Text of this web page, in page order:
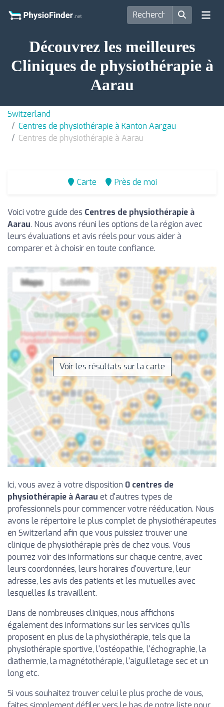
Découvrez les meilleures
Cliniques de physiothérapie à
Aarau
Switzerland
Centres de physiothérapie à Kanton Aargau
Centres de physiothérapie à Aarau
Carte Près de moi
Voici votre guide des Centres de physiothérapie à
Aarau. Nous avons réuni les options de la région avec
leurs évaluations et avis réels pour vous aider à
comparer et à choisir en toute confiance.
Voir les résultats sur la carte
Ici, vous avez à votre disposition 0 centres de
physiothérapie à Aarau et d'autres types de
professionnels pour commencer votre rééducation. Nous
avons le répertoire le plus complet de physiothérapeutes
en Switzerland afin que vous puissiez trouver une
clinique de physiothérapie près de chez vous. Vous
pourrez voir des informations sur chaque centre, avec
leurs coordonnées, leurs horaires d'ouverture, leur
adresse, les avis des patients et les mutuelles avec
lesquelles ils travaillent.
Dans de nombreuses cliniques, nous affichons
également des informations sur les services qu'ils
proposent en plus de la physiothérapie, tels que la
physiothérapie sportive, l'ostéopathie, l'échographie, la
diathermie, la magnétothérapie, l'aiguilletage sec et un
long etc.
Si vous souhaitez trouver celui le plus proche de vous,